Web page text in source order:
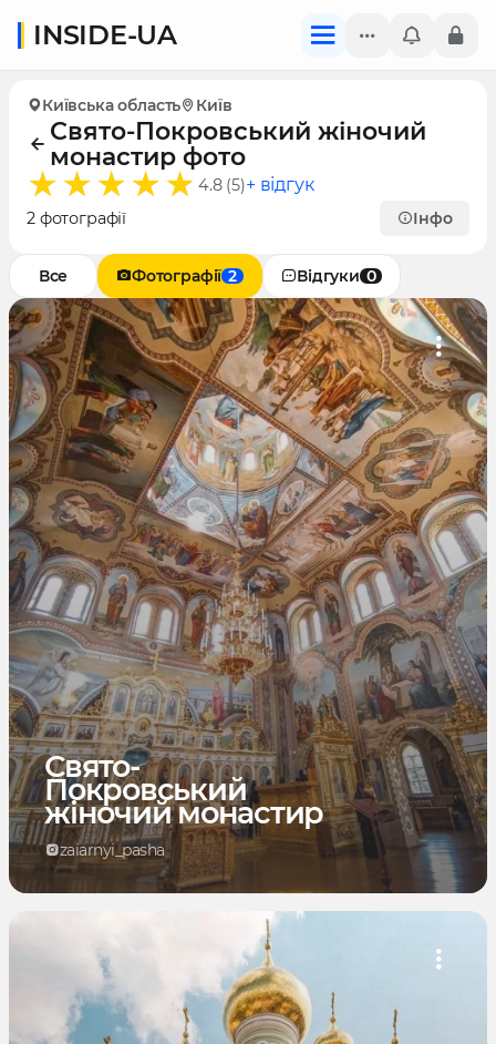
INSIDE-UA
Київська область Київ
Свято-Покровський жіночий
монастир фото
4.8 (5)+ відгук
2 фотографії Інфо
Все Фотографії 2 Відгуки 0
Свято-
Покровський
жіночий монастир
zaiarnyi_pasha